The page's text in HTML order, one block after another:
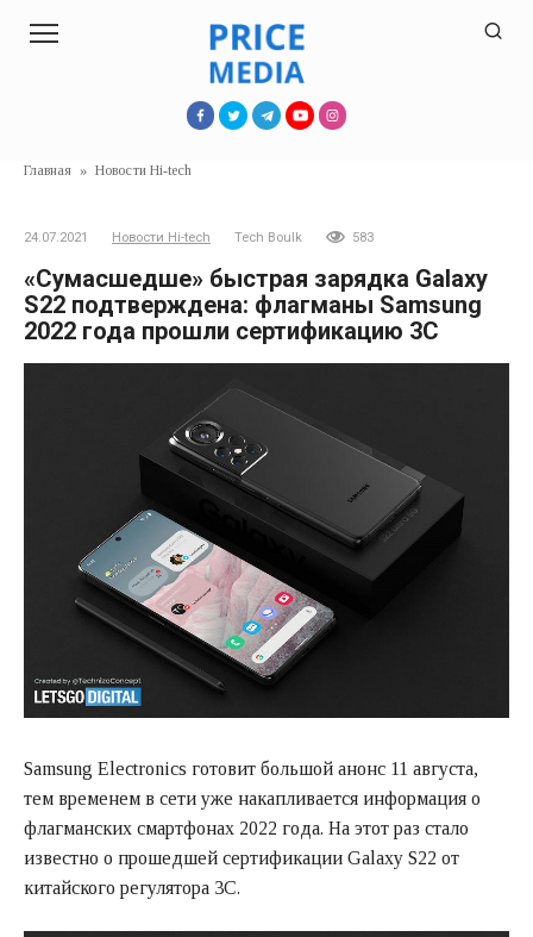
Главная » Новости Hi-tech
24.07.2021 Новости Hi-tech Tech Boulk 583
«Сумасшедше» быстрая зарядка Galaxy
S22 подтверждена: флагманы Samsung
2022 года прошли сертификацию 3C
Samsung Electronics готовит большой анонс 11 августа,
тем временем в сети уже накапливается информация о
флагманских смартфонах 2022 года. На этот раз стало
известно о прошедшей сертификации Galaxy S22 от
китайского регулятора 3C.